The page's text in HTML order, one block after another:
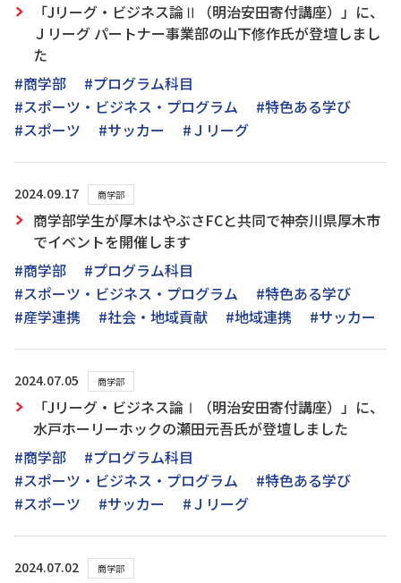
「Jリーグ・ビジネス論Ⅱ（明治安田寄付講座）」に、
Ｊリーグ パートナー事業部の山下修作氏が登壇しまし
た
#商学部
#プログラム科目
#スポーツ・ビジネス・プログラム
#特色ある学び
#スポーツ
#サッカー #Ｊリーグ
2024.09.17 商学部
商学部学生が厚木はやぶさFCと共同で神奈川県厚木市
でイベントを開催します
#商学部
#プログラム科目
#スポーツ・ビジネス・プログラム
#特色ある学び
#産学連携
#社会・地域貢献 #地域連携 #サッカー
2024.07.05 商学部
「Jリーグ・ビジネス論Ⅰ（明治安田寄付講座）」に、
水戸ホーリーホックの瀬田元吾氏が登壇しました
#商学部
#プログラム科目
#スポーツ・ビジネス・プログラム
#特色ある学び
#スポーツ
#サッカー #Ｊリーグ
2024.07.02 商学部